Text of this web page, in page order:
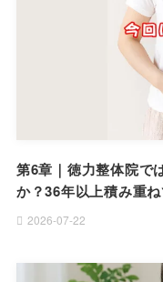
第6章｜徳力整体院で
か？36年以上積み重
2026-07-22